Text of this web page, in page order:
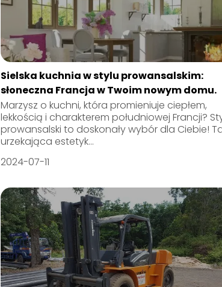
Sielska kuchnia w stylu prowansalskim:
słoneczna Francja w Twoim nowym domu.
Marzysz o kuchni, która promieniuje ciepłem,
lekkością i charakterem południowej Francji?
prowansalski to doskonały wybór dla Ciebie!
urzekająca estetyk...
2024-07-11